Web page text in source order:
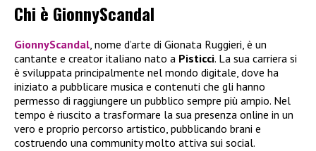
Chi è GionnyScandal
GionnyScandal, nome d’arte di Gionata Ruggieri, è un
cantante e creator italiano nato a Pisticci. La sua carriera si
è sviluppata principalmente nel mondo digitale, dove ha
iniziato a pubblicare musica e contenuti che gli hanno
permesso di raggiungere un pubblico sempre più ampio. Nel
tempo è riuscito a trasformare la sua presenza online in un
vero e proprio percorso artistico, pubblicando brani e
costruendo una community molto attiva sui social.